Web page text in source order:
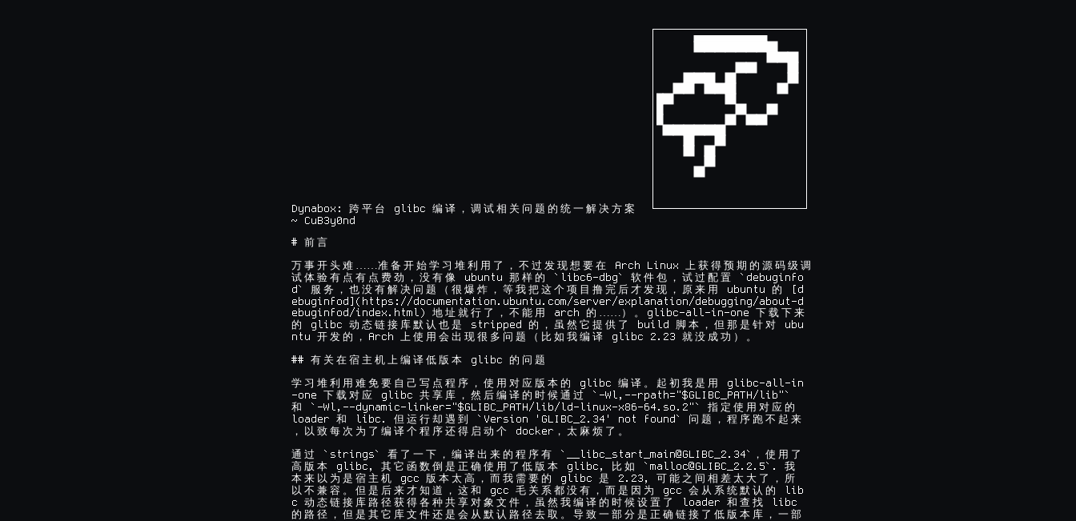
┌───────────────────────┐
│                       │
│                       │
│                       │
│                       │
│                       │
│                       │
│                       │
│                       │
│                       │
│                       │
└───────────────────────┘
Dynabox: 跨 平 台 glibc 编 译 ， 调 试 相 关 问 题 的 统 一 解 决 方 案
~ CuB3y0nd
# 前 言
万 事 开 头 难 ……准 备 开 始 学 习 堆 利 用 了 ， 不 过 发 现 想 要 在 Arch Linux 上 获 得 预 期 的 源 码 级 调
试 体 验 有 点 有 点 费 劲 ， 没 有 像 ubuntu 那 样 的 `libc6-dbg` 软 件 包 ， 试 过 配 置
`debuginfo
d`
服 务 ， 也 没 有 解 决 问 题 （ 很 爆 炸 ， 等 我 把 这 个 项 目 撸 完 后 才 发 现 ， 原 来 用 ubuntu 的
[d
ebuginfod](https://documentation.ubuntu.com/server/explanation/debugging/about-d
ebuginfod/index.html) 地 址 就 行 了 ， 不 能 用 arch 的 …… ） 。 glibc-all-in-one 下 载 下 来
的
glibc 动 态 链 接 库 默 认 也 是 stripped 的 ， 虽 然 它 提 供 了 build 脚 本 ， 但 那 是 针 对
ubu
ntu 开 发 的 ， Arch 上 使 用 会 出 现 很 多 问 题 （ 比 如 我 编 译 glibc 2.23 就 没 成 功 ） 。
## 有 关 在 宿 主 机 上 编 译 低 版 本 glibc 的 问 题
学 习 堆 利 用 难 免 要 自 己 写 点 程 序 ， 使 用 对 应 版 本 的 glibc 编 译 。 起 初 我 是 用
glibc-all-in
-one
下 载 对 应 glibc 共 享 库 ， 然 后 编 译 的 时 候 通 过
和 `-Wl,--dynamic-linker="$GLIBC_PATH/lib/ld-linux-x86-64.so.2"` 指 定 使 用 对 应 的
loader 和 libc. 但 运 行 却 遇 到 `Version 'GLIBC_2.34' not found` 问 题 ， 程 序 跑 不 起 来
，
以 致 每 次 为 了 编 译 个 程 序 还 得 启 动 个 docker ， 太 麻 烦 了 。
通 过 `strings` 看 了 一 下 ， 编 译 出 来 的 程 序 有 `__libc_start_main@GLIBC_2.34` ， 使 用 了
高 版 本 glibc, 其 它 函 数 倒 是 正 确 使 用 了 低 版 本 glibc, 比 如 `malloc@GLIBC_2.2.5`. 我
本 来 以 为 是 宿 主 机 gcc 版 本 太 高 ， 而 我 需 要 的 glibc 是 2.23, 可 能 之 间 相 差 太 大 了 ，
所
以 不 兼 容 。 但 是 后 来 才 知 道 ， 这 和 gcc 毛 关 系 都 没 有 ， 而 是 因 为 gcc 会 从 系 统 默 认 的
lib
c 动 态 链 接 库 路 径 获 得 各 种 共 享 对 象 文 件 ， 虽 然 我 编 译 的 时 候 设 置 了 loader 和 查 找
的 路 径 ， 但 是 其 它 库 文 件 还 是 会 从 默 认 路 径 去 取 。 导 致 一 部 分 是 正 确 链 接 了 低 版 本 库 ， 一 部